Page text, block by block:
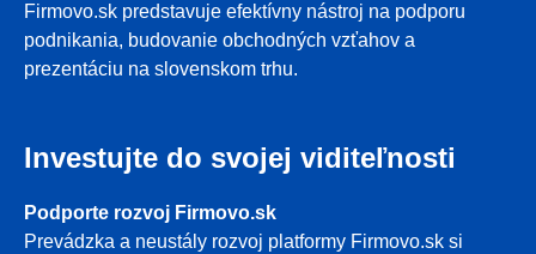
Firmovo.sk predstavuje efektívny nástroj na podporu
podnikania, budovanie obchodných vzťahov a
prezentáciu na slovenskom trhu.
Investujte do svojej viditeľnosti
Podporte rozvoj Firmovo.sk
Prevádzka a neustály rozvoj platformy Firmovo.sk si